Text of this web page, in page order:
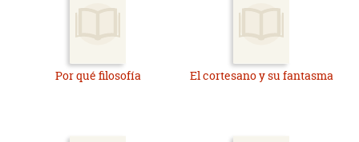
Por qué filosofía El cortesano y su fantasma